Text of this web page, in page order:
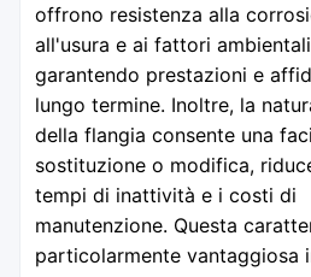
offrono resistenza alla
all'usura e ai fattori
garantendo prestazioni e
lungo termine. Inoltre, la
della flangia consente una
sostituzione o modifica,
tempi di inattività e i costi di
manutenzione. Questa
particolarmente vantaggiosa